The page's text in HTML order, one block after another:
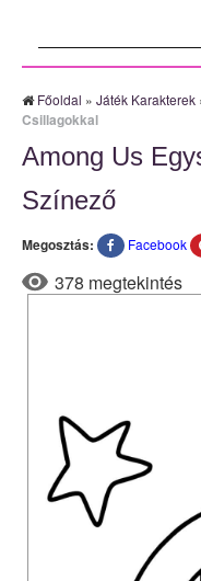
Főoldal » Játék Karakterek
Csillagokkal
Among Us
Színező
Megosztás: Facebook
378 megtekintés